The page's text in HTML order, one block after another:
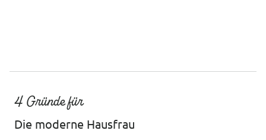
4 Gründe für
Die moderne Hausfrau